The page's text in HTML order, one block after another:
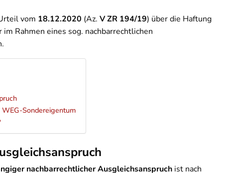
vom 18.12.2020 (Az.V ZR 194/19) über die Haftung
Rahmen eines sog. nachbarrechtlichen
Sondereigentum
nachbarrechtlicher Ausgleichsanspruch ist nach